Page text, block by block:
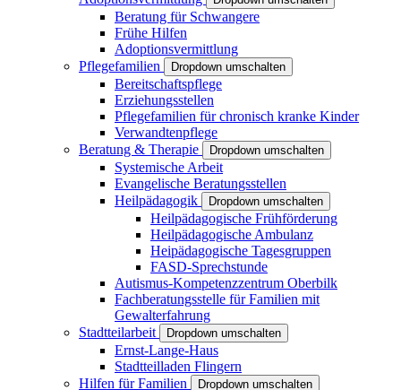
Beratung für Schwangere
Frühe Hilfen
Adoptionsvermittlung
Pflegefamilien
Dropdown umschalten
Bereitschaftspflege
Erziehungsstellen
Pflegefamilien für chronisch kranke Kinder
Verwandtenpflege
Beratung & Therapie
Dropdown umschalten
Systemische Arbeit
Evangelische Beratungsstellen
Heilpädagogik
Dropdown umschalten
Heilpädagogische Frühförderung
Heilpädagogische Ambulanz
Heipädagogische Tagesgruppen
FASD-Sprechstunde
Autismus-Kompetenzzentrum Oberbilk
Fachberatungsstelle für Familien mit
Gewalterfahrung
Stadtteilarbeit
Dropdown umschalten
Ernst-Lange-Haus
Stadtteilladen Flingern
Hilfen für Familien
Dropdown umschalten